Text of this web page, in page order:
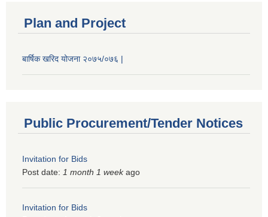
Plan and Project
बार्षिक खरिद योजना २०७५/०७६ |
Public Procurement/Tender Notices
Invitation for Bids
Post date: 1 month 1 weekago
Invitation for Bids